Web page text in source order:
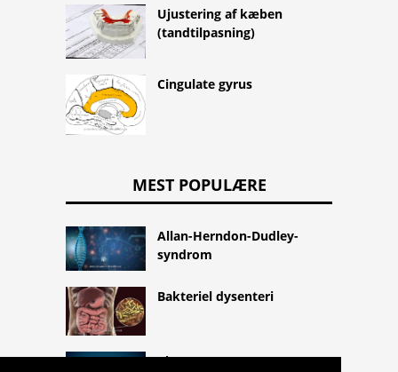
Ujustering af kæben
(tandtilpasning)
Cingulate gyrus
MEST POPULÆRE
Allan-Herndon-Dudley-
syndrom
Bakteriel dysenteri
Clonazepam